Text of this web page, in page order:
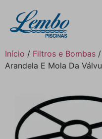
Início / Filtros e Bombas /
Arandela E Mola Da